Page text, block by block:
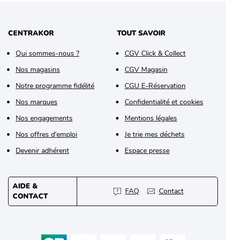
CENTRAKOR
Qui sommes-nous ?
Nos magasins
Notre programme fidélité
Nos marques
Nos engagements
Nos offres d'emploi
Devenir adhérent
TOUT SAVOIR
CGV Click & Collect
CGV Magasin
CGU E-Réservation
Confidentialité et cookies
Mentions légales
Je trie mes déchets
Espace presse
AIDE &
CONTACT
FAQ Contact